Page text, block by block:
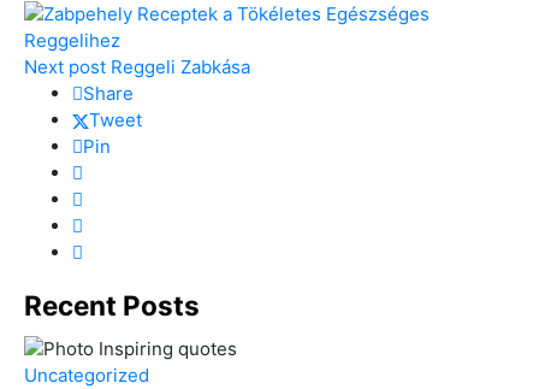
Next post Reggeli Zabkása
Share
Tweet
Pin
Recent Posts
Uncategorized